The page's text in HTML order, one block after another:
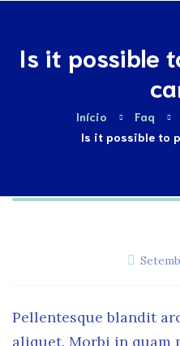
Is it possible
Início Faq
Is it possible to
Pellentesque blandit
aliquet. Morbi in quam